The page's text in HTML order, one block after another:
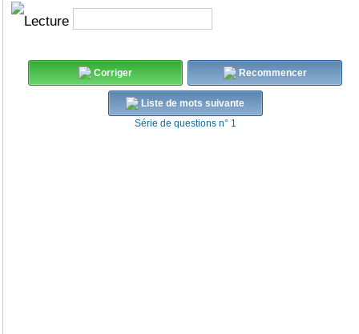
Corriger Recommencer
Liste de mots suivante
Série de questions n° 1